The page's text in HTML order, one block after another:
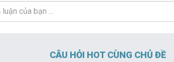
CÂU HỎI HOT CÙNG CHỦ ĐỀ